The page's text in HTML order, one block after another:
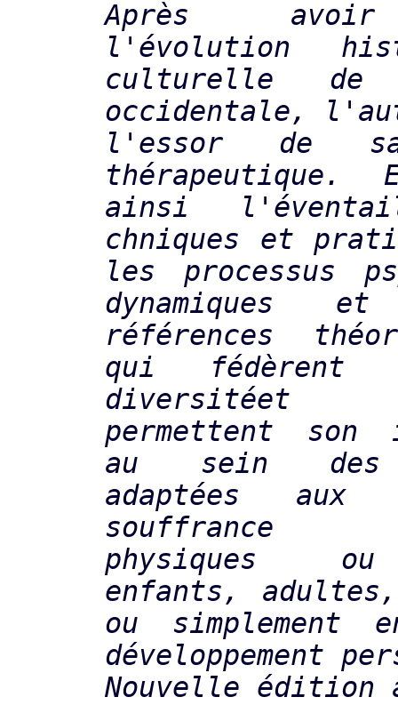
Après
l'évolution
culturelle de
occidentale,
l'essor de
thérapeutique.
ainsi
chniques et
les processus
dynamiques
références
qui fédèrent
diversitéet
permettent son
au sein des
adaptées
souffrance
physiques ou
enfants,
ou simplement
développement
Nouvelle édition